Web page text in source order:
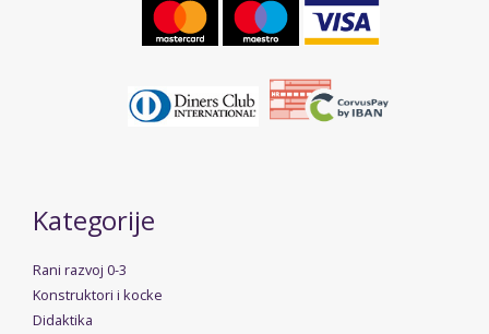
Kategorije
Rani razvoj 0-3
Konstruktori i kocke
Didaktika